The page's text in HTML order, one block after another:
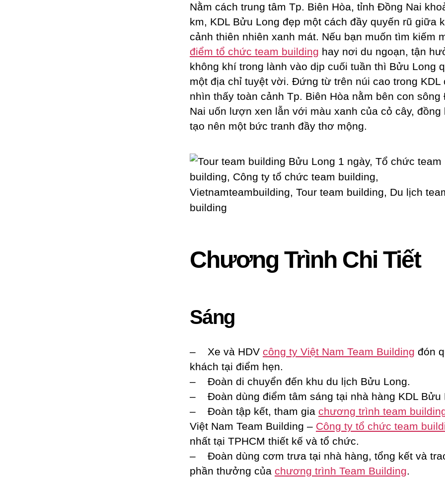
Nằm cách trung tâm Tp. Biên Hòa, tỉnh Đồng Nai
km, KDL Bửu Long đẹp một cách đầy quyến rũ giữa
cảnh thiên nhiên xanh mát. Nếu bạn muốn tìm kiếm
điểm tổ chức team building hay nơi du ngoạn, tận
không khí trong lành vào dịp cuối tuần thì Bửu Long
một địa chỉ tuyệt vời. Đứng từ trên núi cao trong KDL
nhìn thấy toàn cảnh Tp. Biên Hòa nằm bên con sông
Nai uốn lượn xen lẫn với màu xanh của cỏ cây, đồng
tạo nên một bức tranh đầy thơ mộng.
Chương Trình Chi Tiết
Sáng
– Xe và HDV công ty Việt Nam Team Building đón
khách tại điểm hẹn.
– Đoàn di chuyển đến khu du lịch Bửu Long.
– Đoàn dùng điểm tâm sáng tại nhà hàng KDL Bửu
– Đoàn tập kết, tham gia chương trình team
Việt Nam Team Building – Công ty tổ chức team
nhất tại TPHCM thiết kế và tổ chức.
– Đoàn dùng cơm trưa tại nhà hàng, tổng kết và
phần thưởng của chương trình Team Building